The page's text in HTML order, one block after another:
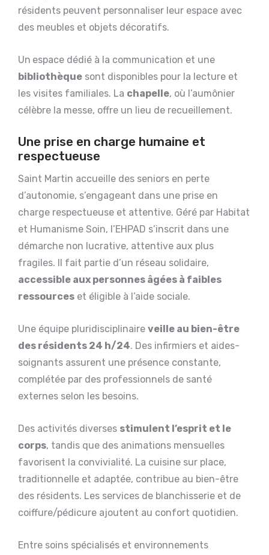
résidents peuvent personnaliser leur espace avec
des meubles et objets décoratifs.
Un espace dédié à la communication et une
bibliothèque sont disponibles pour la lecture et
les visites familiales. La chapelle, où l’aumônier
célèbre la messe, offre un lieu de recueillement.
Une prise en charge humaine et
respectueuse
Saint Martin accueille des seniors en perte
d’autonomie, s’engageant dans une prise en
charge respectueuse et attentive. Géré par Habitat
et Humanisme Soin, l’EHPAD s’inscrit dans une
démarche non lucrative, attentive aux plus
fragiles. Il fait partie d’un réseau solidaire,
accessible aux personnes âgées à faibles
ressources et éligible à l’aide sociale.
Une équipe pluridisciplinaire veille au bien-être
des résidents 24 h/24. Des infirmiers et aides-
soignants assurent une présence constante,
complétée par des professionnels de santé
externes selon les besoins.
Des activités diverses stimulent l’esprit et le
corps, tandis que des animations mensuelles
favorisent la convivialité. La cuisine sur place,
traditionnelle et adaptée, contribue au bien-être
des résidents. Les services de blanchisserie et de
coiffure/pédicure ajoutent au confort quotidien.
Entre soins spécialisés et environnements